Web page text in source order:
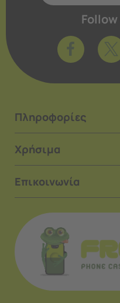
Follow
Πληροφορίες
Χρήσιμα
Επικοινωνία